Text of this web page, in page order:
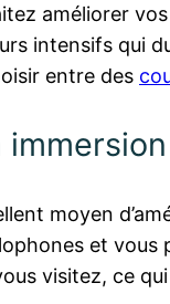
améliorer
intensifs qui
entre des
moyen
et vous
visitez, ce